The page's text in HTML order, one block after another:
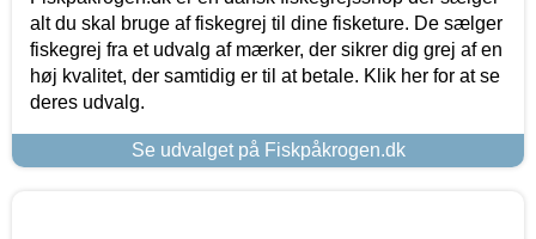
alt du skal bruge af fiskegrej til dine fisketure. De sælger
fiskegrej fra et udvalg af mærker, der sikrer dig grej af en
høj kvalitet, der samtidig er til at betale. Klik her for at se
deres udvalg.
Se udvalget på Fiskpåkrogen.dk